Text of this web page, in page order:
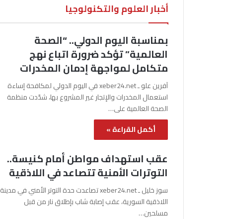
أخبار العلوم والتكنولوجيا
بمناسبة اليوم الدولي.. “الصحة
العالمية” تؤكد ضرورة اتباع نهج
متكامل لمواجهة إدمان المخدرات
آفرين علو ـ xeber24.net في اليوم الدولي لمكافحة إساءة
استعمال المخدرات والإتجار غير المشروع بها، شدّدت منظمة
الصحة العالمية على…
أكمل القراءة »
عقب استهداف مواطن أمام كنيسة..
التوترات الأمنية تتصاعد في اللاذقية
سوز خليل ـ xeber24.net تصاعدت حدة التوتر الأمني في مدينة
اللاذقية السورية، عقب إصابة شاب بإطلاق نار من قبل
مسلحين…